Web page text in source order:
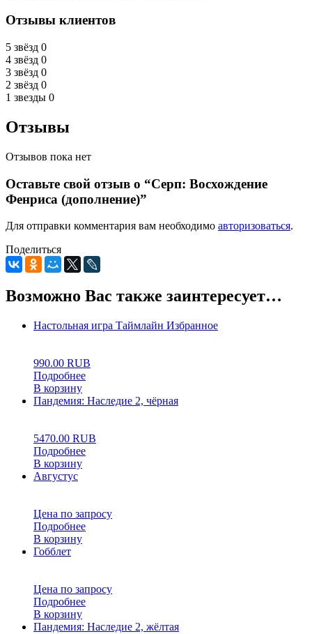
Отзывы клиентов
5 звёзд 0
4 звёзд 0
3 звёзд 0
2 звёзд 0
1 звезды 0
Отзывы
Отзывов пока нет
Оставьте свой отзыв о “Серп: Восхождение
Фенриса (дополнение)”
Для отправки комментария вам необходимо авторизоваться.
Поделиться
Возможно Вас также заинтересует…
Настольная игра Таймлайн Избранное
990.00 RUB
Подробнее
В корзину
Пандемия: Наследие 2, чёрная
5470.00 RUB
Подробнее
В корзину
Августус
Цена по запросу
Подробнее
В корзину
Гобблет
Цена по запросу
Подробнее
В корзину
Пандемия: Наследие 2, жёлтая